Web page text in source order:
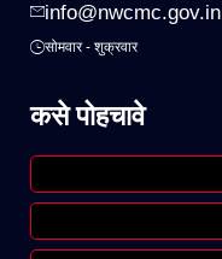
info@nwcmc.gov.in
सोमवार - शुक्रवार
कसे पोहचावे